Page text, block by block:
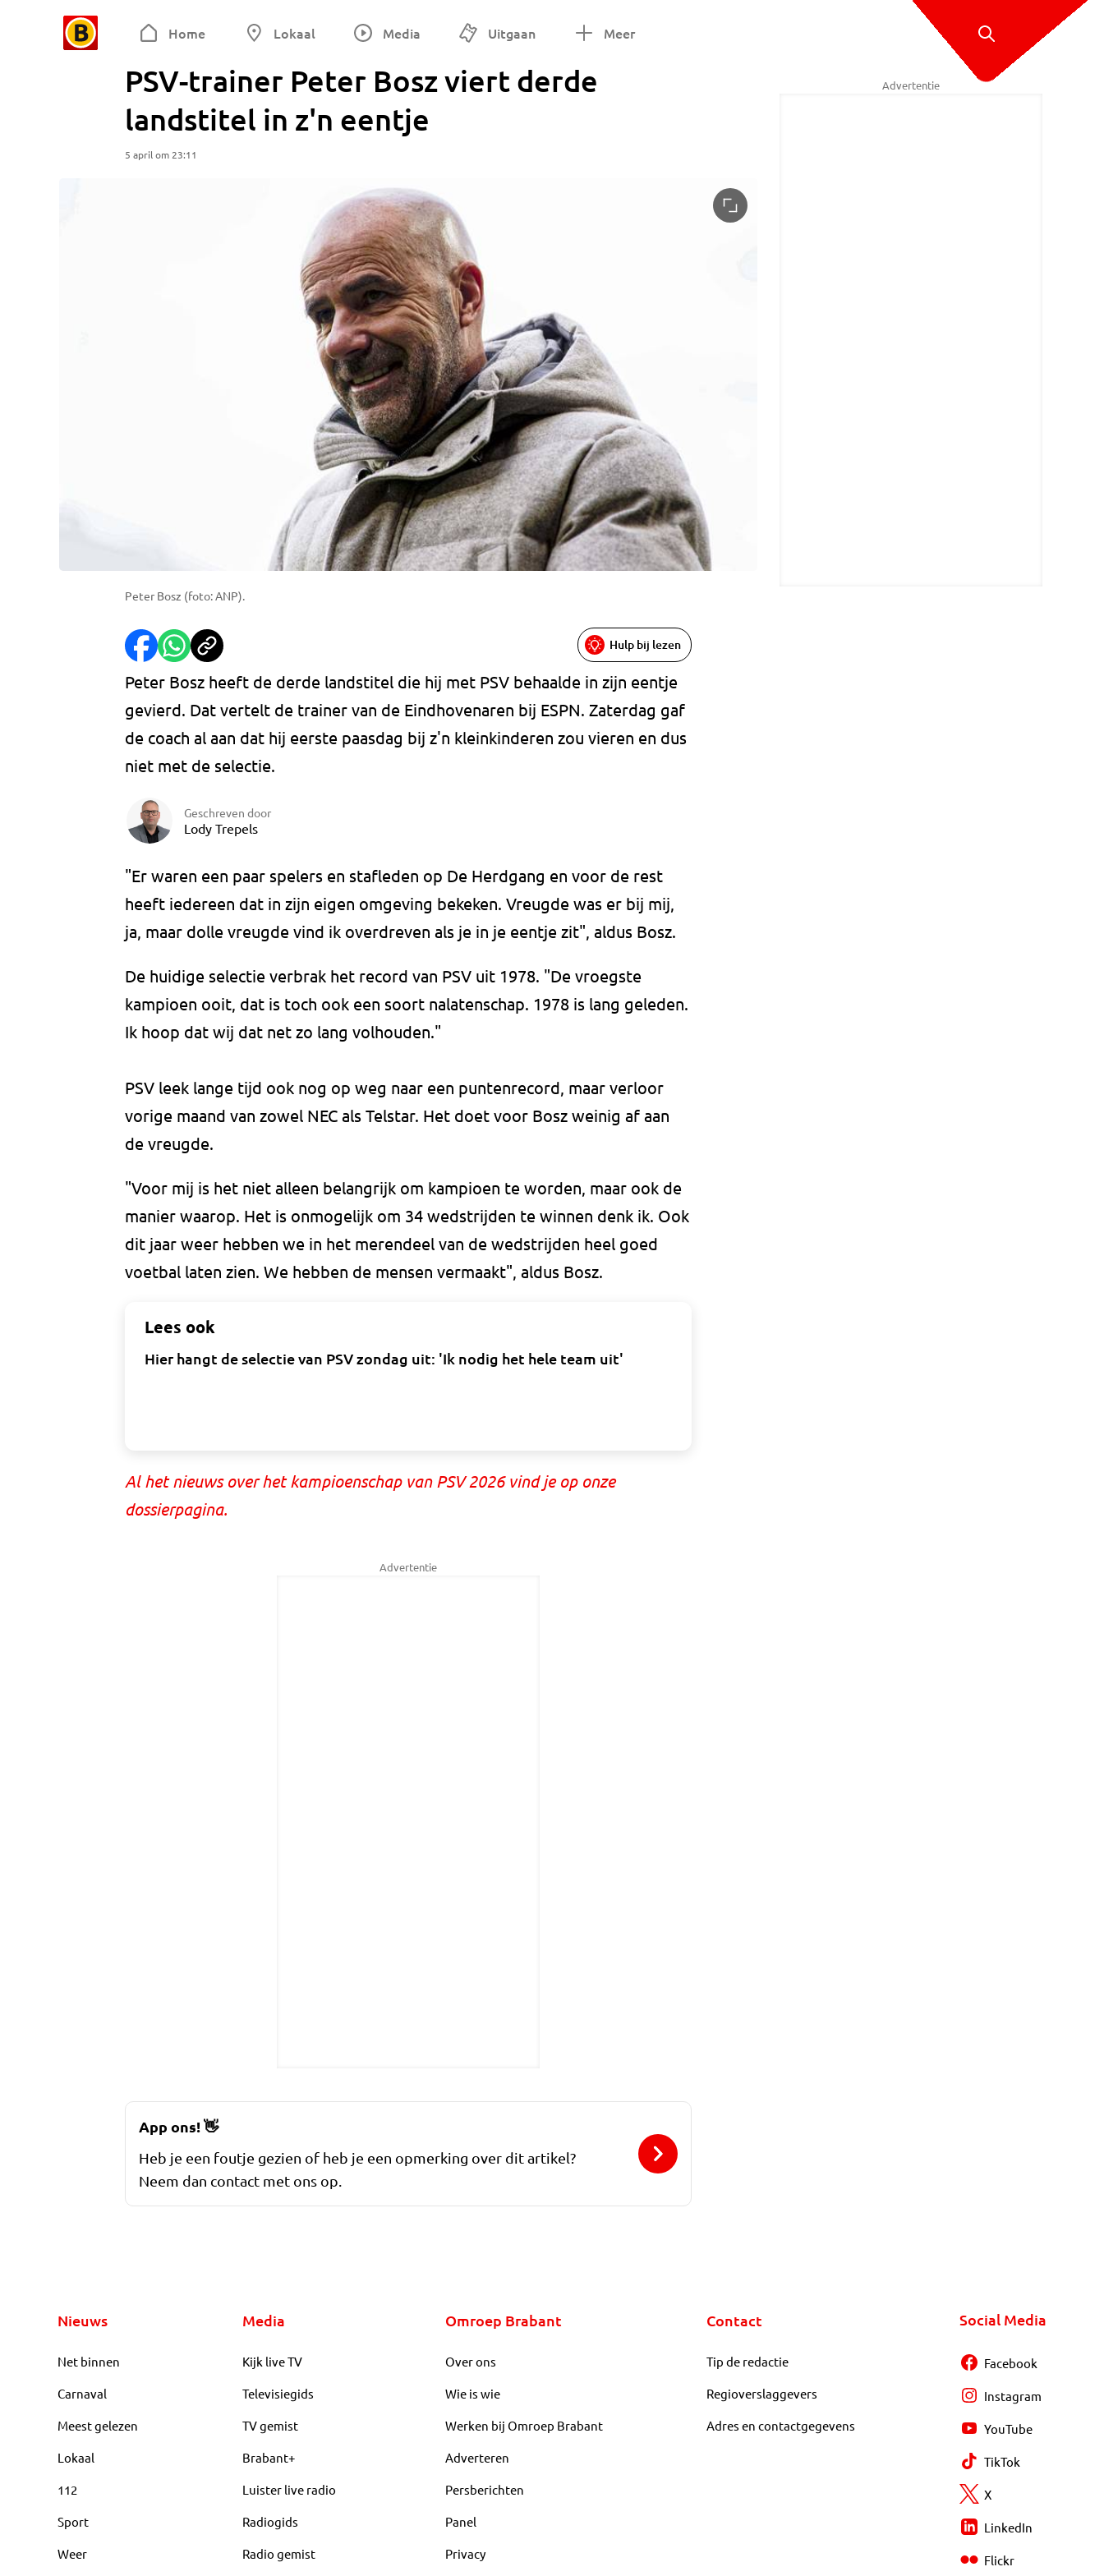
Home Lokaal Media Uitgaan Meer
PSV-trainer Peter Bosz viert derde
landstitel in z'n eentje
5 april om 23:11
Peter Bosz (foto: ANP).
Hulp bij lezen
Peter Bosz heeft de derde landstitel die hij met PSV behaalde in zijn eentje
gevierd. Dat vertelt de trainer van de Eindhovenaren bij ESPN. Zaterdag gaf
de coach al aan dat hij eerste paasdag bij z'n kleinkinderen zou vieren en dus
niet met de selectie.
Geschreven door
Lody Trepels
"Er waren een paar spelers en stafleden op De Herdgang en voor de rest
heeft iedereen dat in zijn eigen omgeving bekeken. Vreugde was er bij mij,
ja, maar dolle vreugde vind ik overdreven als je in je eentje zit", aldus Bosz.
De huidige selectie verbrak het record van PSV uit 1978. "De vroegste
kampioen ooit, dat is toch ook een soort nalatenschap. 1978 is lang geleden.
Ik hoop dat wij dat net zo lang volhouden."
PSV leek lange tijd ook nog op weg naar een puntenrecord, maar verloor
vorige maand van zowel NEC als Telstar. Het doet voor Bosz weinig af aan
de vreugde.
"Voor mij is het niet alleen belangrijk om kampioen te worden, maar ook de
manier waarop. Het is onmogelijk om 34 wedstrijden te winnen denk ik. Ook
dit jaar weer hebben we in het merendeel van de wedstrijden heel goed
voetbal laten zien. We hebben de mensen vermaakt", aldus Bosz.
Lees ook
Hier hangt de selectie van PSV zondag uit: 'Ik nodig het hele team uit'
Al het nieuws over het kampioenschap van PSV 2026 vind je op onze
dossierpagina.
Advertentie
Advertentie
App ons!👋
Heb je een foutje gezien of heb je een opmerking over dit artikel?
Neem dan contact met ons op.
Nieuws
Net binnen
Carnaval
Meest gelezen
Lokaal
112
Sport
Weer
Media
Kijk live TV
Televisiegids
TV gemist
Brabant+
Luister live radio
Radiogids
Radio gemist
Omroep Brabant
Over ons
Wie is wie
Werken bij Omroep Brabant
Adverteren
Persberichten
Panel
Privacy
Contact
Tip de redactie
Regioverslaggevers
Adres en contactgegevens
Social Media
Facebook
Instagram
YouTube
TikTok
X
LinkedIn
Flickr